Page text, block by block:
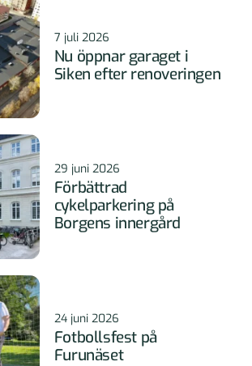
7 juli 2026
Nu öppnar garaget i
Siken efter renoveringen
29 juni 2026
Förbättrad
cykelparkering på
Borgens innergård
24 juni 2026
Fotbollsfest på
Furunäset